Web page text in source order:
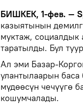
БИШКЕК, 1-фев. —
казыятынын
муктаж, социалдык
таратылды. Бул
Ал эми Базар-
улантылаарын
мүдөөсүн чечүүгө
кошумчалады.